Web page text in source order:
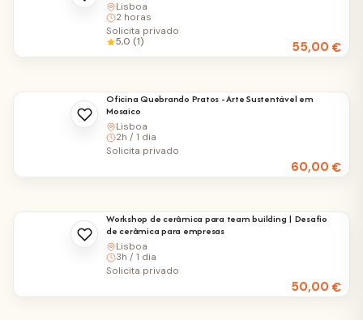
Lisboa
2 horas
55,00€
Solicita privado
5,0 (1)
Oficina Quebrando Pratos - Arte Sustentável em
Mosaico
Lisboa
2h / 1 dia
60,00€
Solicita privado
Workshop de cerâmica para team building | Desafio
de cerâmica para empresas
Lisboa
3h / 1 dia
50,00€
Solicita privado